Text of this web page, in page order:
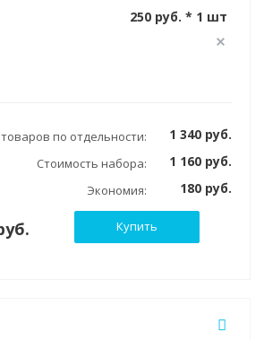
250 руб. * 1 шт
по отдельности: 1 340 руб.
Стоимость набора: 1 160 руб.
Экономия: 180 руб.
Купить